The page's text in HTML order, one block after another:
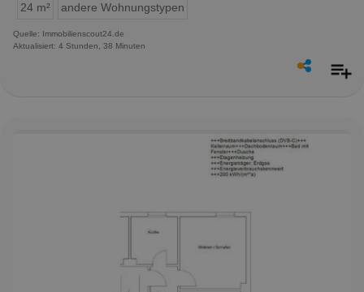
24 m²
andere Wohnungstypen
Quelle: Immobilienscout24.de
Aktualisiert: 4 Stunden, 38 Minuten